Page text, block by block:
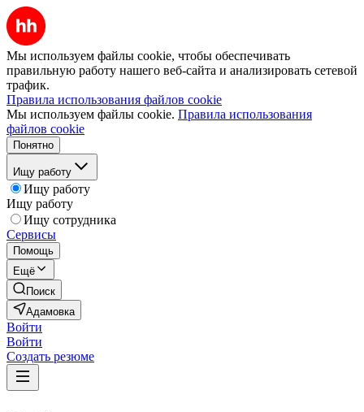
Мы используем файлы cookie, чтобы обеспечивать
правильную работу нашего веб-сайта и анализировать сетевой
трафик.
Правила использования файлов cookie
Мы используем файлы cookie. Правила использования
файлов cookie
Понятно
Ищу работу
Ищу работу
Ищу работу
Ищу сотрудника
Сервисы
Помощь
Ещё
Поиск
Адамовка
Войти
Войти
Создать резюме